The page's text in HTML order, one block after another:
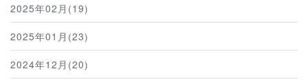
2025年02月(19)
2025年01月(23)
2024年12月(20)